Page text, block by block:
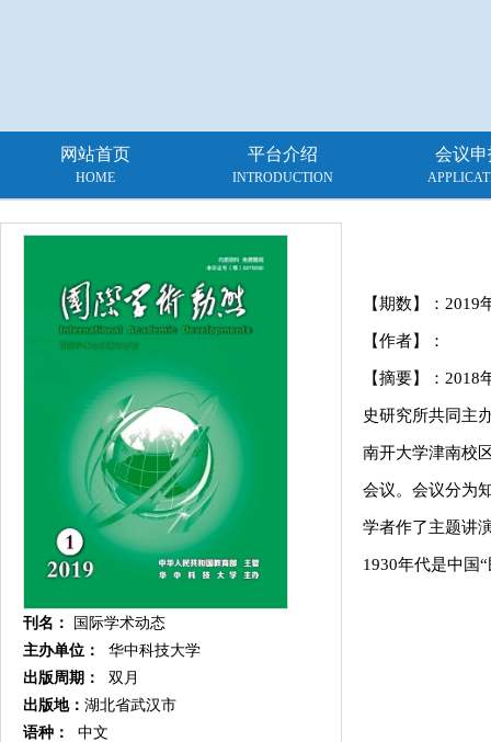
网站首页
HOME
平台介绍
INTRODUCTION
会议申
刊名：
国际学术动态
主办单位：
华中科技大学
出版周期：
双月
出版地： 湖北省武汉市
语种：
中文
【期数】： 2019
【作者】：
【摘要】：
史研究所共同主
南开大学津南校
会议。会议分为
学者作了主题讲
1930年代是中国